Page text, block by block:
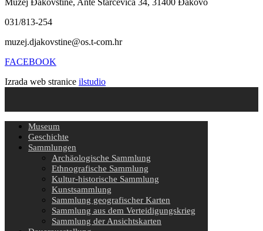
Muzej Đakovštine, Ante Starčevića 34, 31400 Đakovo
031/813-254
muzej.djakovstine@os.t-com.hr
FACEBOOK
Izrada web stranice ilstudio
Museum
Geschichte
Sammlungen
Archäologische Sammlung
Ethnografische Sammlung
Kultur-historische Sammlung
Kunstsammlung
Sammlung geografischer Karten
Sammlung aus dem Verteidigungskrieg
Sammlung der Ansichtskarten